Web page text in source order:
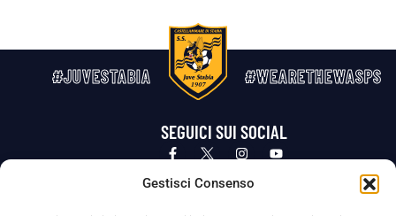
Gestisci Consenso
#JUVESTABIA #WEARETHEWASPS
SEGUICI SUI SOCIAL
Privacy Policy Cookie Policy